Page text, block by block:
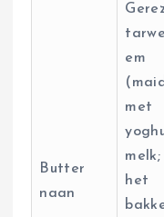
Butter
naan
em
met
melk;
het